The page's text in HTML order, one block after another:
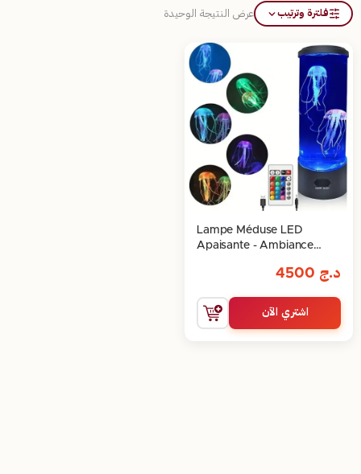
فلترة وترتيب عرض النتيجة الوحيدة
Lampe Méduse LED
Apaisante - Ambiance
د.ج
اشتري الآن